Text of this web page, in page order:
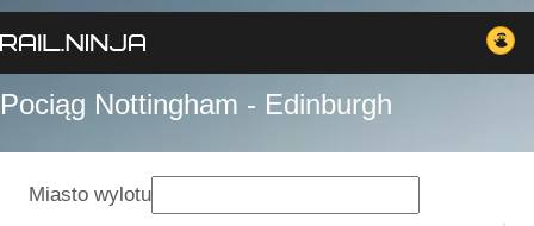
Pociąg Nottingham - Edinburgh
Miasto wylotu